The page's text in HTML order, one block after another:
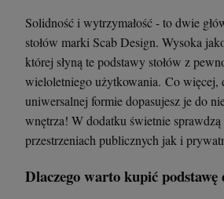
Solidność i wytrzymałość - to dwie
stołów marki Scab Design. Wysoka
której słyną te podstawy stołów z
wieloletniego użytkowania. Co więcej,
uniwersalnej formie dopasujesz je do
wnętrza! W dodatku świetnie
przestrzeniach publicznych jak i
Dlaczego warto kupić podstawę